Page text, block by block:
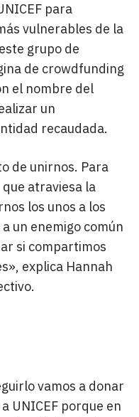
para
vulnerables de la
grupo de
de crowdfunding
el nombre del
un
recaudada.
de unirnos. Para
atraviesa la
los unos a los
un enemigo común
si compartimos
explica Hannah
vamos a donar
UNICEF porque en